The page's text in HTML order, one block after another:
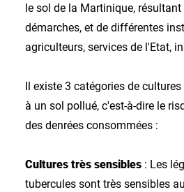
le sol de la Martinique,
démarches, et de différentes
agriculteurs, services de l'Etat,
Il existe 3 catégories de
à un sol pollué, c'est-à-dire le
des denrées consommées :
Cultures très sensibles : Les
tubercules sont très sensibles